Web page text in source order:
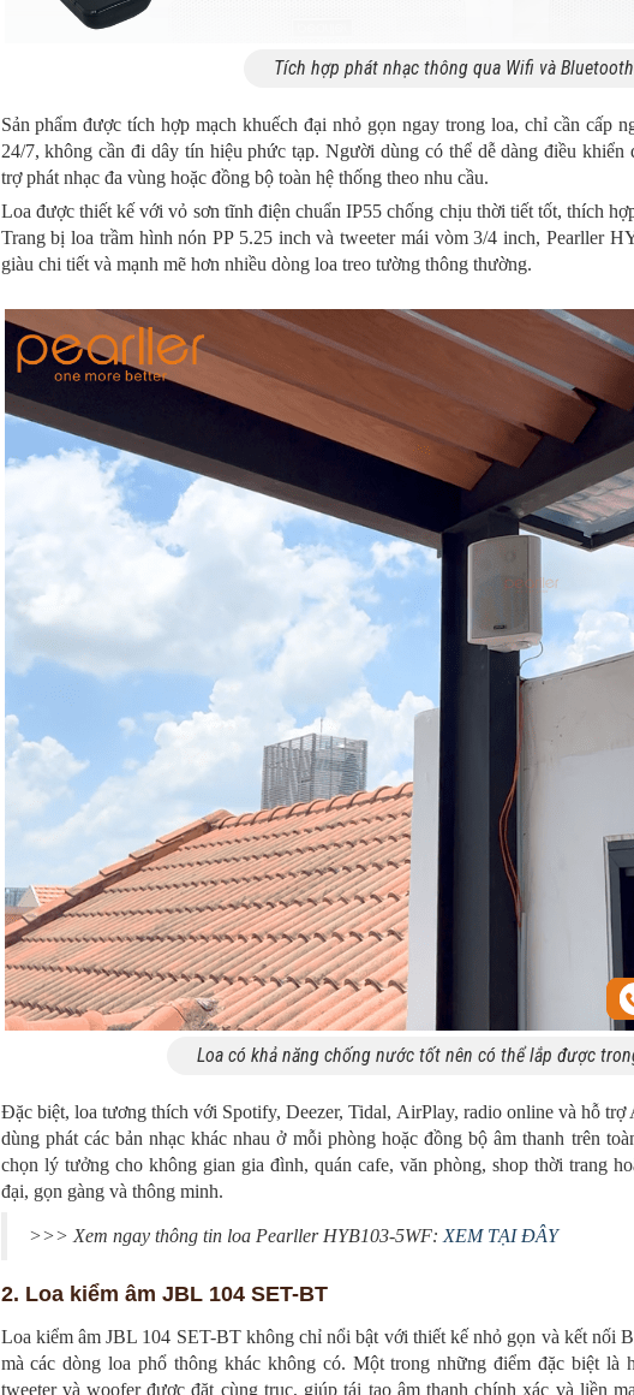
Tích hợp phát nhạc thông qua Wifi và
Sản phẩm được tích hợp mạch khuếch đại nhỏ gọn ngay trong loa, chỉ cần cấp
24/7, không cần đi dây tín hiệu phức tạp. Người dùng có thể dễ dàng điều khiển
trợ phát nhạc đa vùng hoặc đồng bộ toàn hệ thống theo nhu cầu.
Loa được thiết kế với vỏ sơn tĩnh điện chuẩn IP55 chống chịu thời tiết tốt, thích
Trang bị loa trầm hình nón PP 5.25 inch và tweeter mái vòm 3/4 inch, Pearller
giàu chi tiết và mạnh mẽ hơn nhiều dòng loa treo tường thông thường.
Loa có khả năng chống nước tốt nên có thể lắp được
Đặc biệt, loa tương thích với Spotify, Deezer, Tidal, AirPlay, radio online và hỗ
dùng phát các bản nhạc khác nhau ở mỗi phòng hoặc đồng bộ âm thanh trên
chọn lý tưởng cho không gian gia đình, quán cafe, văn phòng, shop thời trang
đại, gọn gàng và thông minh.
>>> Xem ngay thông tin loa Pearller HYB103-5WF: XEM TẠI ĐÂY
2. Loa kiểm âm JBL 104 SET-BT
Loa kiểm âm JBL 104 SET-BT không chỉ nổi bật với thiết kế nhỏ gọn và kết nối
mà các dòng loa phổ thông khác không có. Một trong những điểm đặc biệt là
tweeter và woofer được đặt cùng trục, giúp tái tạo âm thanh chính xác và liền